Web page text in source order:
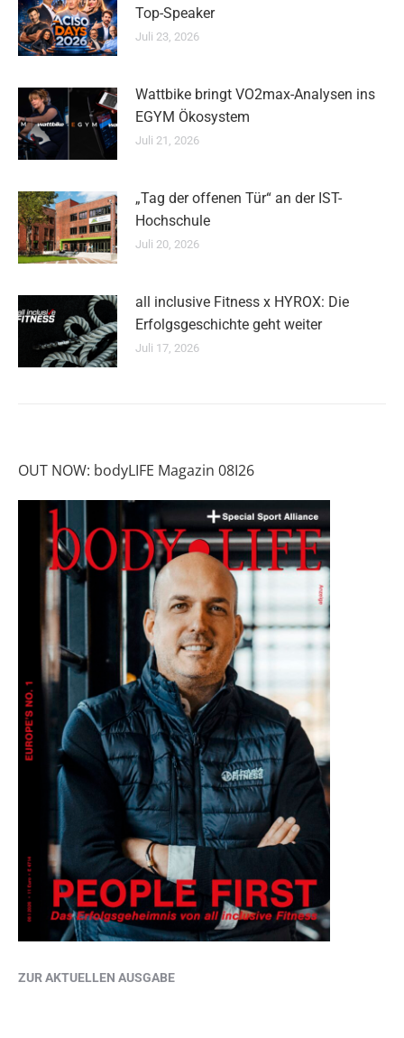
Top-Speaker
Juli 23, 2026
Wattbike bringt VO2max-Analysen ins
EGYM Ökosystem
Juli 21, 2026
„Tag der offenen Tür“ an der IST-
Hochschule
Juli 20, 2026
all inclusive Fitness x HYROX: Die
Erfolgsgeschichte geht weiter
Juli 17, 2026
OUT NOW: bodyLIFE Magazin 08I26
ZUR AKTUELLEN AUSGABE